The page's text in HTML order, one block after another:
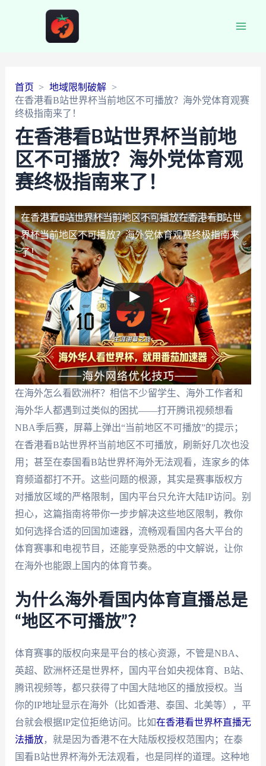
首页
地域限制破解
在香港看B站世界杯当前地区不可播放？海外党体育观赛
终极指南来了！
在香港看B站世界杯当前地
区不可播放？海外党体育观
赛终极指南来了！
在香港看B站世界杯当前地区不可播放在香港看B站世
界杯当前地区不可播放？海外党体育观赛终极指南来
了！
在海外怎么看欧洲杯？相信不少留学生、海外工作者和
海外华人都遇到过类似的困扰——打开腾讯视频想看
NBA季后赛，屏幕上弹出“当前地区不可播放”的提示；
在香港看B站世界杯当前地区不可播放，刷新好几次也没
用；甚至在泰国看B站世界杯海外无法观看，连家乡的体
育频道都打不开。这些问题的根源，其实是赛事版权方
对播放区域的严格限制，国内平台只允许大陆IP访问。别
担心，这篇指南将带你一步步解决这些地区限制，教你
如何选择合适的回国加速器，流畅观看国内各大平台的
体育赛事和电视节目，还能享受熟悉的中文解说，让你
在海外也能跟上国内的体育节奏。
为什么海外看国内体育直播总是
“地区不可播放”？
体育赛事的版权向来是平台的核心资源，不管是NBA、
英超、欧洲杯还是世界杯，国内平台如央视体育、B站、
腾讯视频等，都只获得了中国大陆地区的播放授权。当
你的IP地址显示在海外（比如香港、泰国、北美等），平
台就会根据IP定位拒绝访问。比如在香港看世界杯直播无
法播放，就是因为香港不在大陆版权授权范围内；在泰
国看B站世界杯海外无法观看，也是同样的道理。这种地